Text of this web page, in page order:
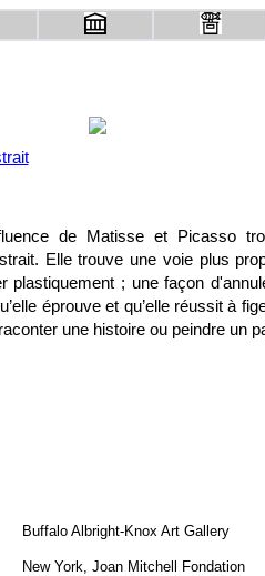
de Matisse et Picasso
Elle trouve une voie plus
; une façon
éprouve et qu’elle réussit à
une histoire ou peindre un
Buffalo Albright-Knox Art Gallery
New York, Joan Mitchell Fondation